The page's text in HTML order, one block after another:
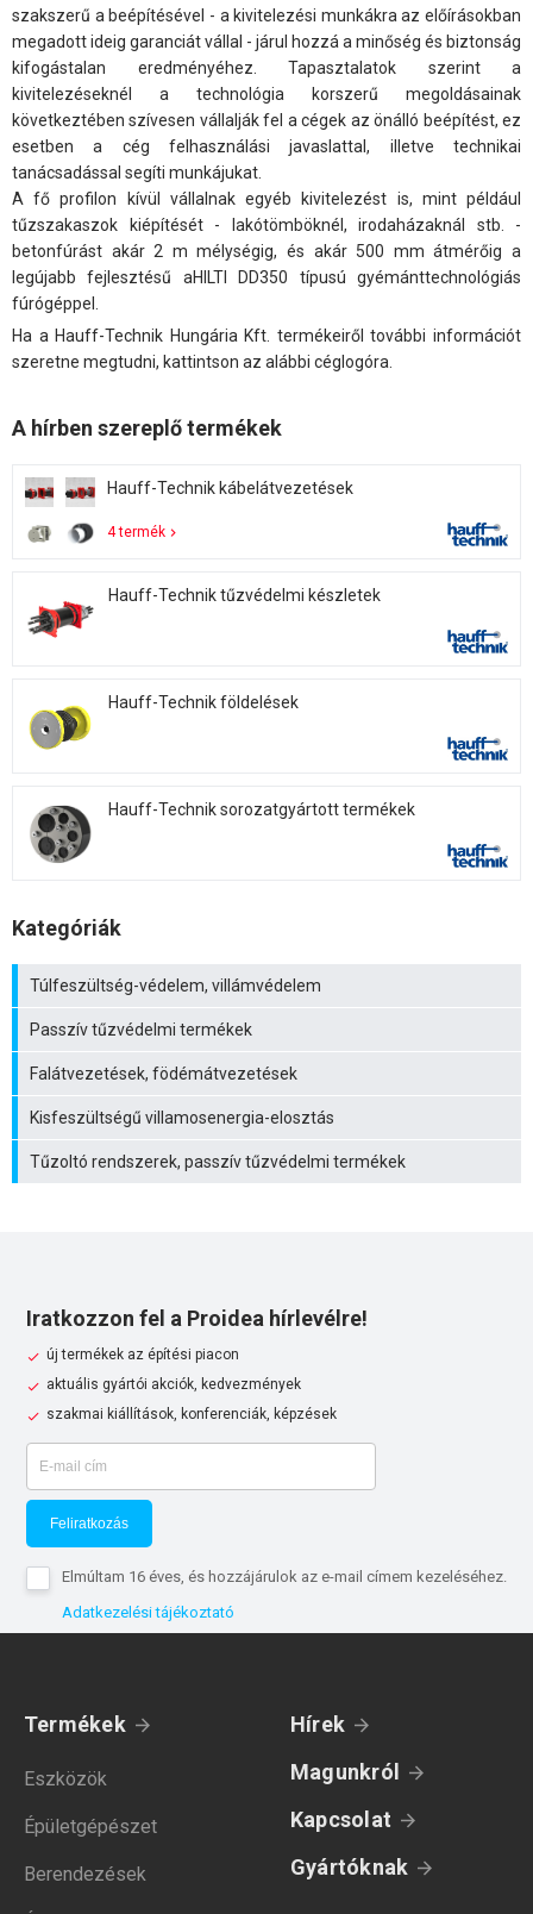
szakszerű a beépítésével - a kivitelezési munkákra az előírásokban
megadott ideig garanciát vállal - járul hozzá a minőség és biztonság
kifogástalan eredményéhez. Tapasztalatok szerint a
kivitelezéseknél a technológia korszerű megoldásainak
következtében szívesen vállalják fel a cégek az önálló beépítést, ez
esetben a cég felhasználási javaslattal, illetve technikai
tanácsadással segíti munkájukat.
A fő profilon kívül vállalnak egyéb kivitelezést is, mint például
tűzszakaszok kiépítését - lakótömböknél, irodaházaknál stb. -
betonfúrást akár 2 m mélységig, és akár 500 mm átmérőig a
legújabb fejlesztésű aHILTI DD350 típusú gyémánttechnológiás
fúrógéppel.
Ha a Hauff-Technik Hungária Kft. termékeiről további információt
szeretne megtudni, kattintson az alábbi céglogóra.
A hírben szereplő termékek
Hauff-Technik kábelátvezetések
4 termék
Hauff-Technik tűzvédelmi készletek
Hauff-Technik földelések
Hauff-Technik sorozatgyártott termékek
Kategóriák
Túlfeszültség-védelem, villámvédelem
Passzív tűzvédelmi termékek
Falátvezetések, födémátvezetések
Kisfeszültségű villamosenergia-elosztás
Tűzoltó rendszerek, passzív tűzvédelmi termékek
Iratkozzon fel a Proidea hírlevélre!
új termékek az építési piacon
aktuális gyártói akciók, kedvezmények
szakmai kiállítások, konferenciák, képzések
Feliratkozás
Elmúltam 16 éves, és hozzájárulok az e-mail címem kezeléséhez.
Adatkezelési tájékoztató
Termékek
Eszközök
Épületgépészet
Berendezések
Hírek
Magunkról
Kapcsolat
Gyártóknak